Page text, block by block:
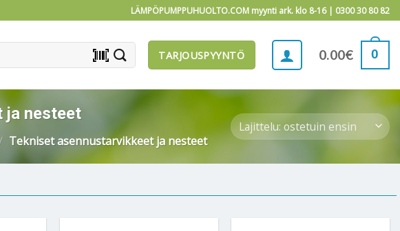
LÄMPÖPUMPPUHUOLTO.COM myynti ark. klo 8-16 | 0300 30 80 82
barcode_scanner TARJOUSPYYNTÖ 0.00€ 0
ja nesteet
Tekniset asennustarvikkeet ja nesteet